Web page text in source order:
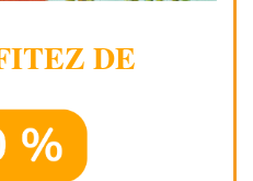
DE